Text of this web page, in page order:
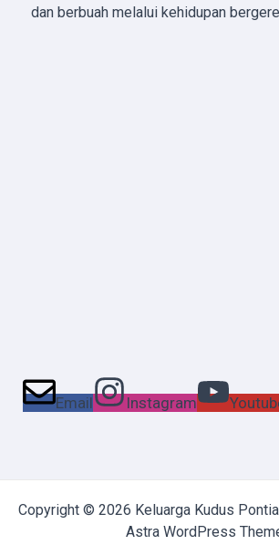
dan berbuah melalui kehidupan
Email Instagram
Copyright © 2026 Keluarga Kudus
Astra WordPress